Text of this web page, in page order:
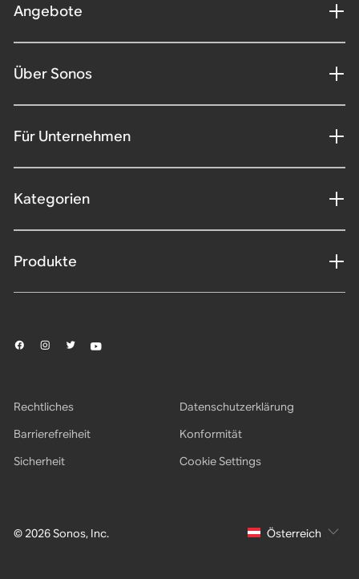
Angebote
Über Sonos
Für Unternehmen
Kategorien
Produkte
© 2026 Sonos, Inc.
Rechtliches
Datenschutzerklärung
Barrierefreiheit
Konformität
Sicherheit
Cookie Settings
Österreich